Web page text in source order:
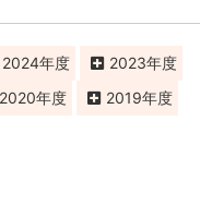
2024
2023
2020
2019